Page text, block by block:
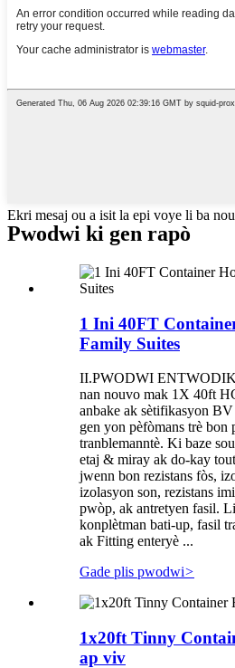
Ekri mesaj ou a isit la epi voye li ba nou
Pwodwi ki gen rapò
1 Ini 40FT
Family Suites
II.PWODWI
nan nouvo mak 1X 40ft
anbake ak sètifikasyon
gen yon pèfòmans trè bon
tranblemanntè. Ki baze
etaj & miray ak do-kay
jwenn bon rezistans fòs,
izolasyon son, rezistans
pwòp, ak antretyen fasil.
konplètman bati-up, fasil
ak Fitting enteryè ...
Gade plis pwodwi>
1x20ft Tinny
ap viv